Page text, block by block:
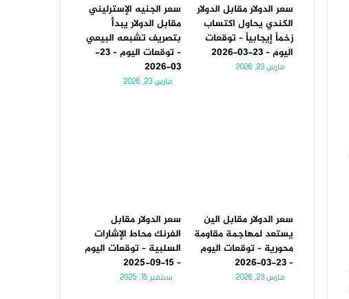
سعر الدولار مقابل الدولار
الكندي يحاول اكتساب
زخماً إيجابياً – توقعات
اليوم – 23-03-2026
مارس 23, 2026
سعر الجنيه الإسترليني
مقابل الدولار يبدأ
بتصريف تشبعه البيعي
– توقعات اليوم – 23-
03-2026
مارس 23, 2026
سعر الدولار مقابل الين
يستعد لمهاجمة مقاومة
محورية – توقعات اليوم
– 23-03-2026
مارس 23, 2026
سعر الدولار مقابل
الفرنك محاط الإشارات
السلبية – توقعات اليوم
– 15-09-2025
سبتمبر 15, 2025